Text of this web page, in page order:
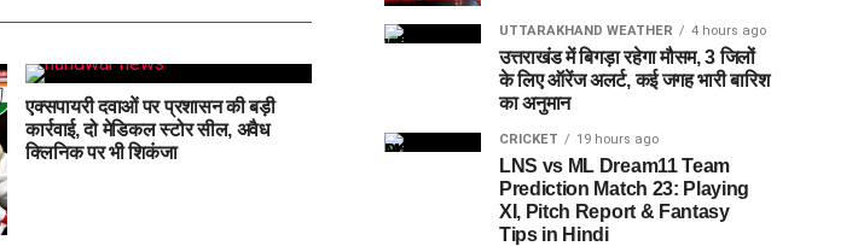
एक्सपायरी दवाओं पर प्रशासन की बड़ी
कार्रवाई, दो मेडिकल स्टोर सील, अवैध
क्लिनिक पर भी शिकंजा
UTTARAKHAND WEATHER 4 hours ago
उत्तराखंड में बिगड़ा रहेगा मौसम, 3 जिलों
के लिए ऑरेंज अलर्ट, कई जगह भारी बारिश
का अनुमान
CRICKET 19 hours ago
LNS vs ML Dream11 Team
Prediction Match 23: Playing
XI, Pitch Report & Fantasy
Tips in Hindi